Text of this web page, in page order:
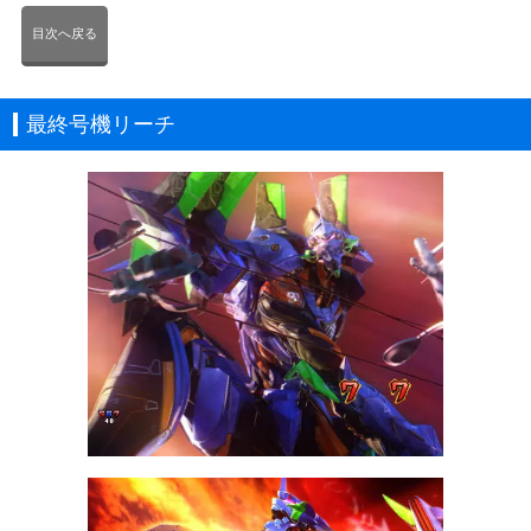
目次へ戻る
最終号機リーチ